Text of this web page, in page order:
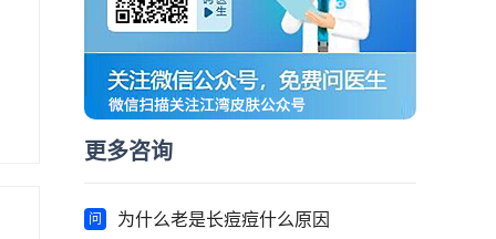
更多咨询
为什么老是长痘痘什么原因